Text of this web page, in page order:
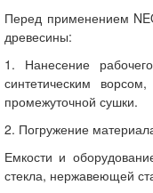
Перед применением
древесины:
1. Нанесение
синтетическим
промежуточной сушки.
2. Погружение
Емкости и
стекла, нержавеющей